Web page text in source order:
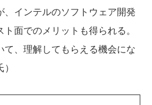
、インテルのソフトウェア開発
面でのメリットも得られる。
て、理解してもらえる機会にな